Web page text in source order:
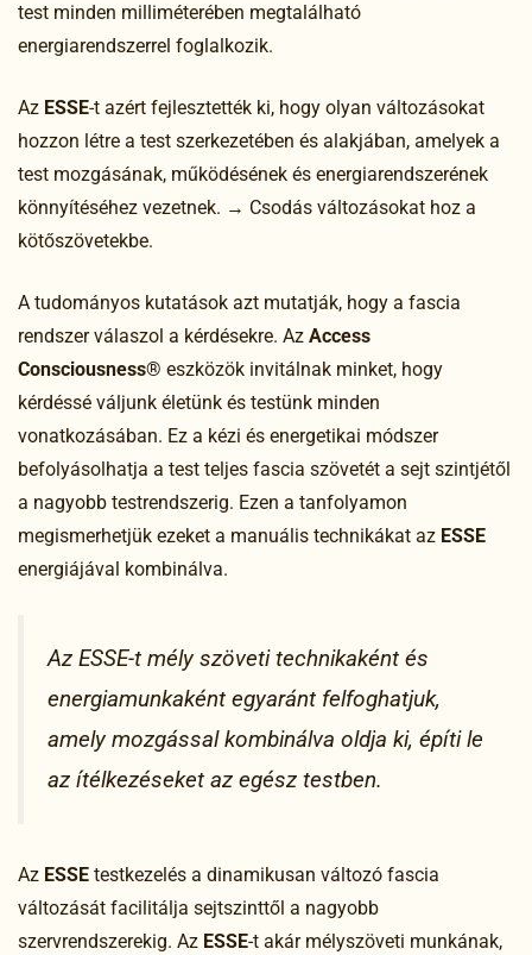
test minden milliméterében megtalálható
energiarendszerrel foglalkozik.
Az ESSE-t azért fejlesztették ki, hogy olyan változásokat
hozzon létre a test szerkezetében és alakjában, amelyek a
test mozgásának, működésének és energiarendszerének
könnyítéséhez vezetnek. → Csodás változásokat hoz a
kötőszövetekbe.
A tudományos kutatások azt mutatják, hogy a fascia
rendszer válaszol a kérdésekre. Az Access
Consciousness® eszközök invitálnak minket, hogy
kérdéssé váljunk életünk és testünk minden
vonatkozásában. Ez a kézi és energetikai módszer
befolyásolhatja a test teljes fascia szövetét a sejt szintjétől
a nagyobb testrendszerig. Ezen a tanfolyamon
megismerhetjük ezeket a manuális technikákat az ESSE
energiájával kombinálva.
Az ESSE-t mély szöveti technikaként és
energiamunkaként egyaránt felfoghatjuk,
amely mozgással kombinálva oldja ki, építi le
az ítélkezéseket az egész testben.
Az ESSE testkezelés a dinamikusan változó fascia
változását facilitálja sejtszinttől a nagyobb
szervrendszerekig. Az ESSE-t akár mélyszöveti munkának,